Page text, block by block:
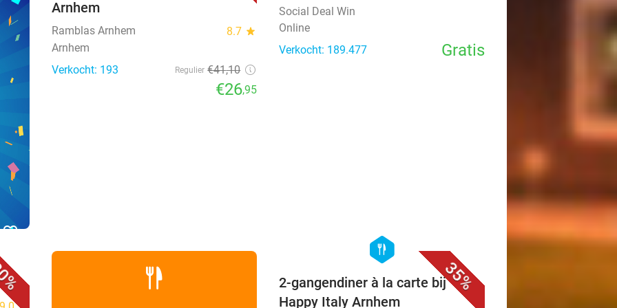
Arnhem
Ramblas Arnhem 8.7 star
Arnhem
Verkocht: 193
Regulier €41,10
€26,95
Social Deal Win
Online
Verkocht: 189.477
Gratis
favorite_border
35%
hexagon
food
2-gangendiner à la carte bij
Happy Italy Arnhem